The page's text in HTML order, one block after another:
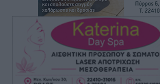
Κλεάνθης: Έτοιμες οι κάρτες διαρκείας
σεζόν
Αθλητικά πριν 13 ώρες
Ατρόμητος Διμυλιάς: Ο Μαργαρίτης και
αδιαπραγμάτευτη φιλοσοφία